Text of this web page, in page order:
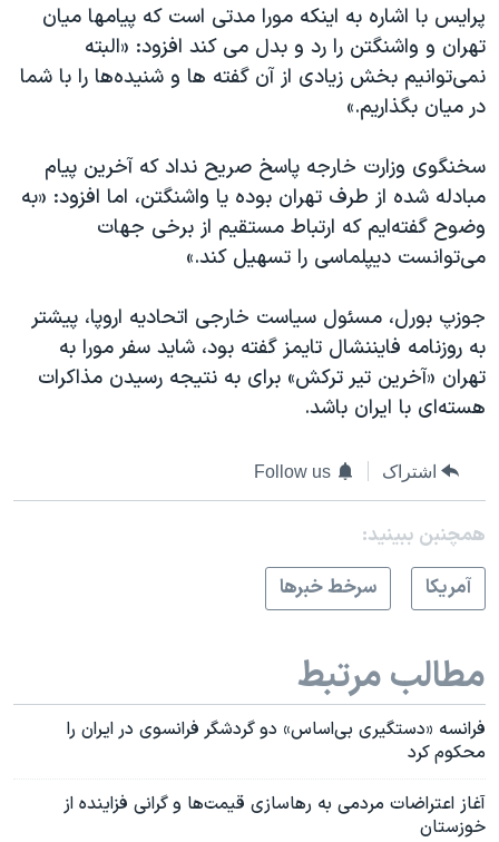
پرایس با اشاره به اینکه مورا مدتی است که پیامها میان
تهران و واشنگتن را رد و بدل می کند افزود: «البته
نمی‌توانیم بخش زیادی از آن گفته ها و شنیده‌ها را با شما
در میان بگذاریم.»
سخنگوی وزارت خارجه پاسخ صریح نداد که آخرین پیام
مبادله شده از طرف تهران بوده یا واشنگتن، اما افزود: «به
وضوح گفته‌ایم که ارتباط مستقیم از برخی جهات
می‌توانست دیپلماسی را تسهیل کند.»
جوزپ بورل، مسئول سیاست خارجی اتحادیه اروپا، پیشتر
به روزنامه فایننشال تایمز گفته بود، شاید سفر مورا به
تهران «آخرین تیر ترکش» برای به نتیجه رسیدن مذاکرات
هسته‌ای با ایران باشد.
اشتراک Follow us
همچنبن ببینید:
آمريکا
سرخط خبرها
مطالب مرتبط
فرانسه «دستگیری بی‌اساس» دو گردشگر فرانسوی در ایران را
محکوم کرد
آغاز اعتراضات مردمی به رهاسازی قیمت‌ها و گرانی‌ فزاینده از
خوزستان